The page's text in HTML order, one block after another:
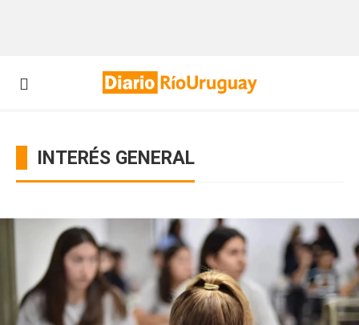
INTERÉS GENERAL